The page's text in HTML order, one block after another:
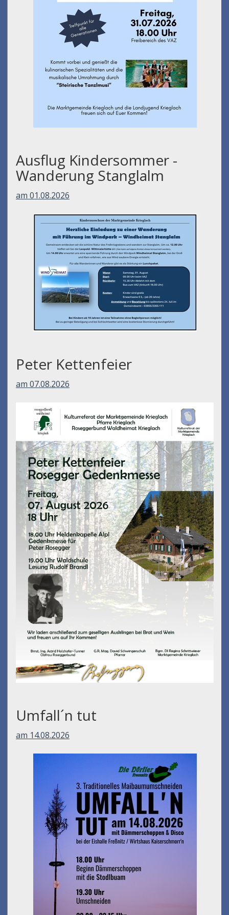
Ausflug Kindersommer -
Wanderung Stanglalm
am 01.08.2026
Peter Kettenfeier
am 07.08.2026
Umfall´n tut
am 14.08.2026